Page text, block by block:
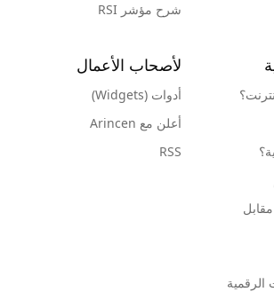
شرح مؤشر RSI
الرقمية
لأصحاب الأعمال
أدوات (Widgets)
أعلن مع Arincen
RSS